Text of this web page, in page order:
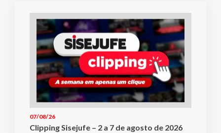
07/08/26
Clipping Sisejufe – 2 a 7 de agosto de 2026